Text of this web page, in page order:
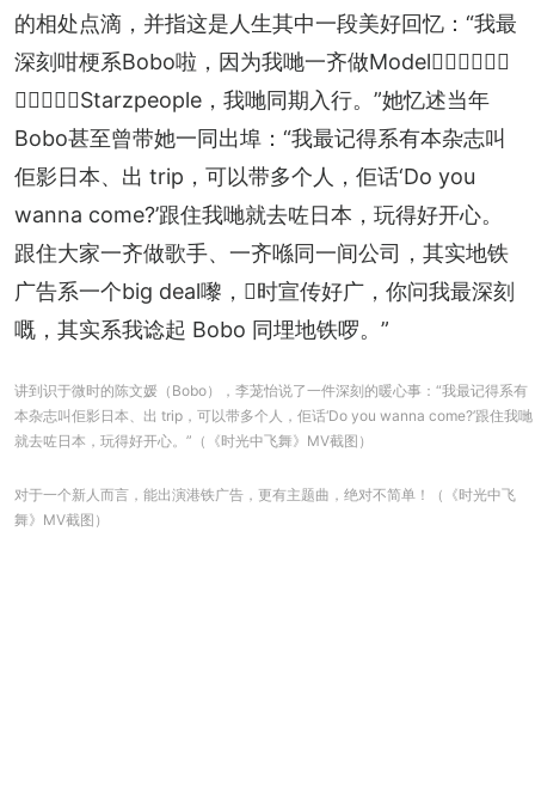
的相处点滴，并指这是人生其中一段美好回忆：“我最
深刻咁梗系Bobo啦，因为我哋一齐做Model𠮶阵时入行，
𠮶阵时系喺Starzpeople，我哋同期入行。”她忆述当年
Bobo甚至曾带她一同出埠：“我最记得系有本杂志叫
佢影日本、出 trip，可以带多个人，佢话‘Do you
wanna come?’跟住我哋就去咗日本，玩得好开心。
跟住大家一齐做歌手、一齐喺同一间公司，其实地铁
广告系一个big deal嚟，𠮶时宣传好广，你问我最深刻
嘅，其实系我谂起 Bobo 同埋地铁啰。”
讲到识于微时的陈文媛（Bobo），李茏怡说了一件深刻的暖心事：“我最记得系有
本杂志叫佢影日本、出 trip，可以带多个人，佢话‘Do you wanna come?’跟住我哋
就去咗日本，玩得好开心。”（《时光中飞舞》MV截图）
对于一个新人而言，能出演港铁广告，更有主题曲，绝对不简单！（《时光中飞
舞》MV截图）